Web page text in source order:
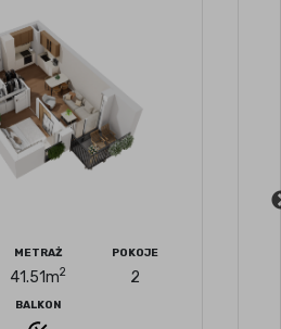
METRAŻ
41.51m2
POKOJE
2
BALKON